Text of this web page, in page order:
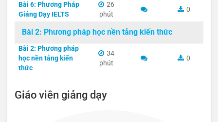
Bài 6: Phương Pháp
Giảng Dạy IELTS
26
phút
0
Bài 2: Phương pháp học nền tảng kiến thức
Bài 2: Phương pháp
học nền tảng kiến
thức
34
phút
0
Giáo viên giảng dạy